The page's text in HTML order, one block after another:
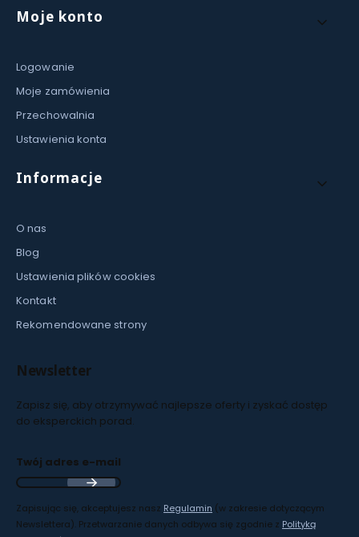
Moje konto
Logowanie
Moje zamówienia
Przechowalnia
Ustawienia konta
Informacje
O nas
Blog
Ustawienia plików cookies
Kontakt
Rekomendowane strony
Newsletter
Zapisz się, aby otrzymywać najlepsze oferty i zyskać dostęp
do eksperckich porad.
Twój adres e-mail
Zapisując się, akceptujesz nasz Regulamin (w zakresie dotyczącym
Newslettera). Przetwarzanie danych odbywa się zgodnie z Polityką